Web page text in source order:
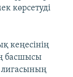
көрсетуді
кеңесінің
басшысы
лигасының